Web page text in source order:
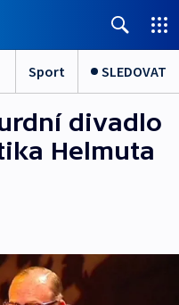
Sport SLEDOVAT
divadlo
Helmuta